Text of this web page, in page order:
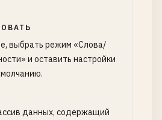
выбрать режим «Слова/
и оставить настройки
данных, содержащий